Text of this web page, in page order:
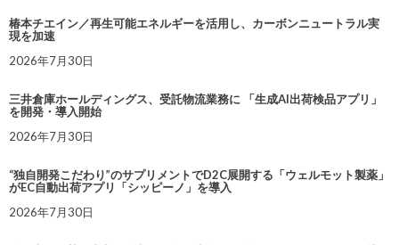
椿本チエイン／再生可能エネルギーを活用し、カーボンニュートラル実
現を加速
2026年7月30日
三井倉庫ホールディングス、受託物流業務に 「生成AI出荷検品アプリ」
を開発・導入開始
2026年7月30日
“独自開発こだわり”のサプリメントでD2C展開する「ウェルモット製薬」
がEC自動出荷アプリ「シッピーノ」を導入
2026年7月30日